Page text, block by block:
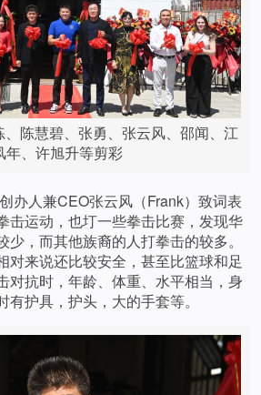
陈慧碧、张勇、张云风、邵闻、江
年、许旭升等剪彩
办人兼CEO张云风（Frank）致词表
击运动，也圢一些拳击比赛，发现华
少，而其他族裔的人打拳击的较多。
对来说还比较安全，甚至比篮球和足
对抗时，年龄、体重、水平相当，身
护具，护头，大的手套等。